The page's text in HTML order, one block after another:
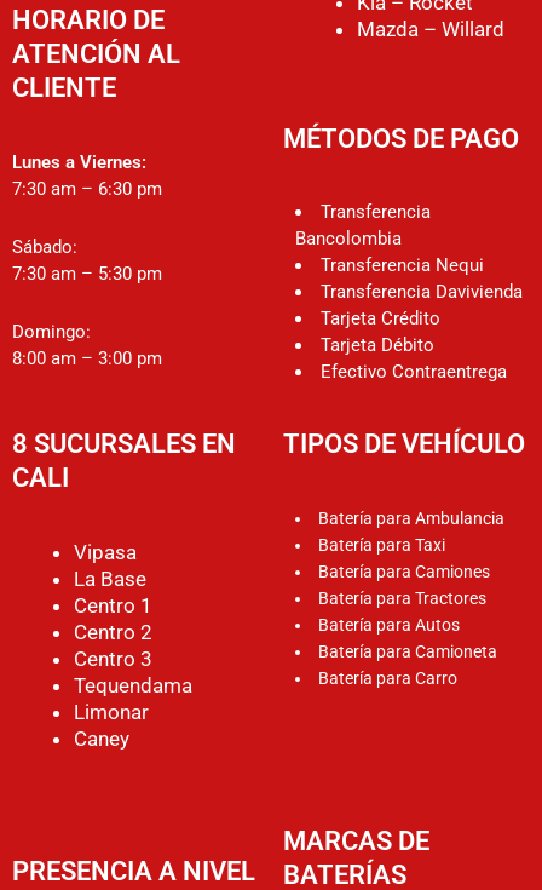
HORARIO DE
ATENCIÓN AL
CLIENTE
Lunes a Viernes:
7:30 am – 6:30 pm
Sábado:
7:30 am – 5:30 pm
Domingo:
8:00 am – 3:00 pm
Mazda – Willard
MÉTODOS DE PAGO
Transferencia
Bancolombia
Transferencia Nequi
Transferencia Davivienda
Tarjeta Crédito
Tarjeta Débito
Efectivo Contraentrega
8 SUCURSALES EN
CALI
Vipasa
La Base
Centro 1
Centro 2
Centro 3
Tequendama
Limonar
Caney
PRESENCIA A NIVEL
TIPOS DE VEHÍCULO
Batería para Ambulancia
Batería para Taxi
Batería para Camiones
Batería para Tractores
Batería para Autos
Batería para Camioneta
Batería para Carro
MARCAS DE
BATERÍAS